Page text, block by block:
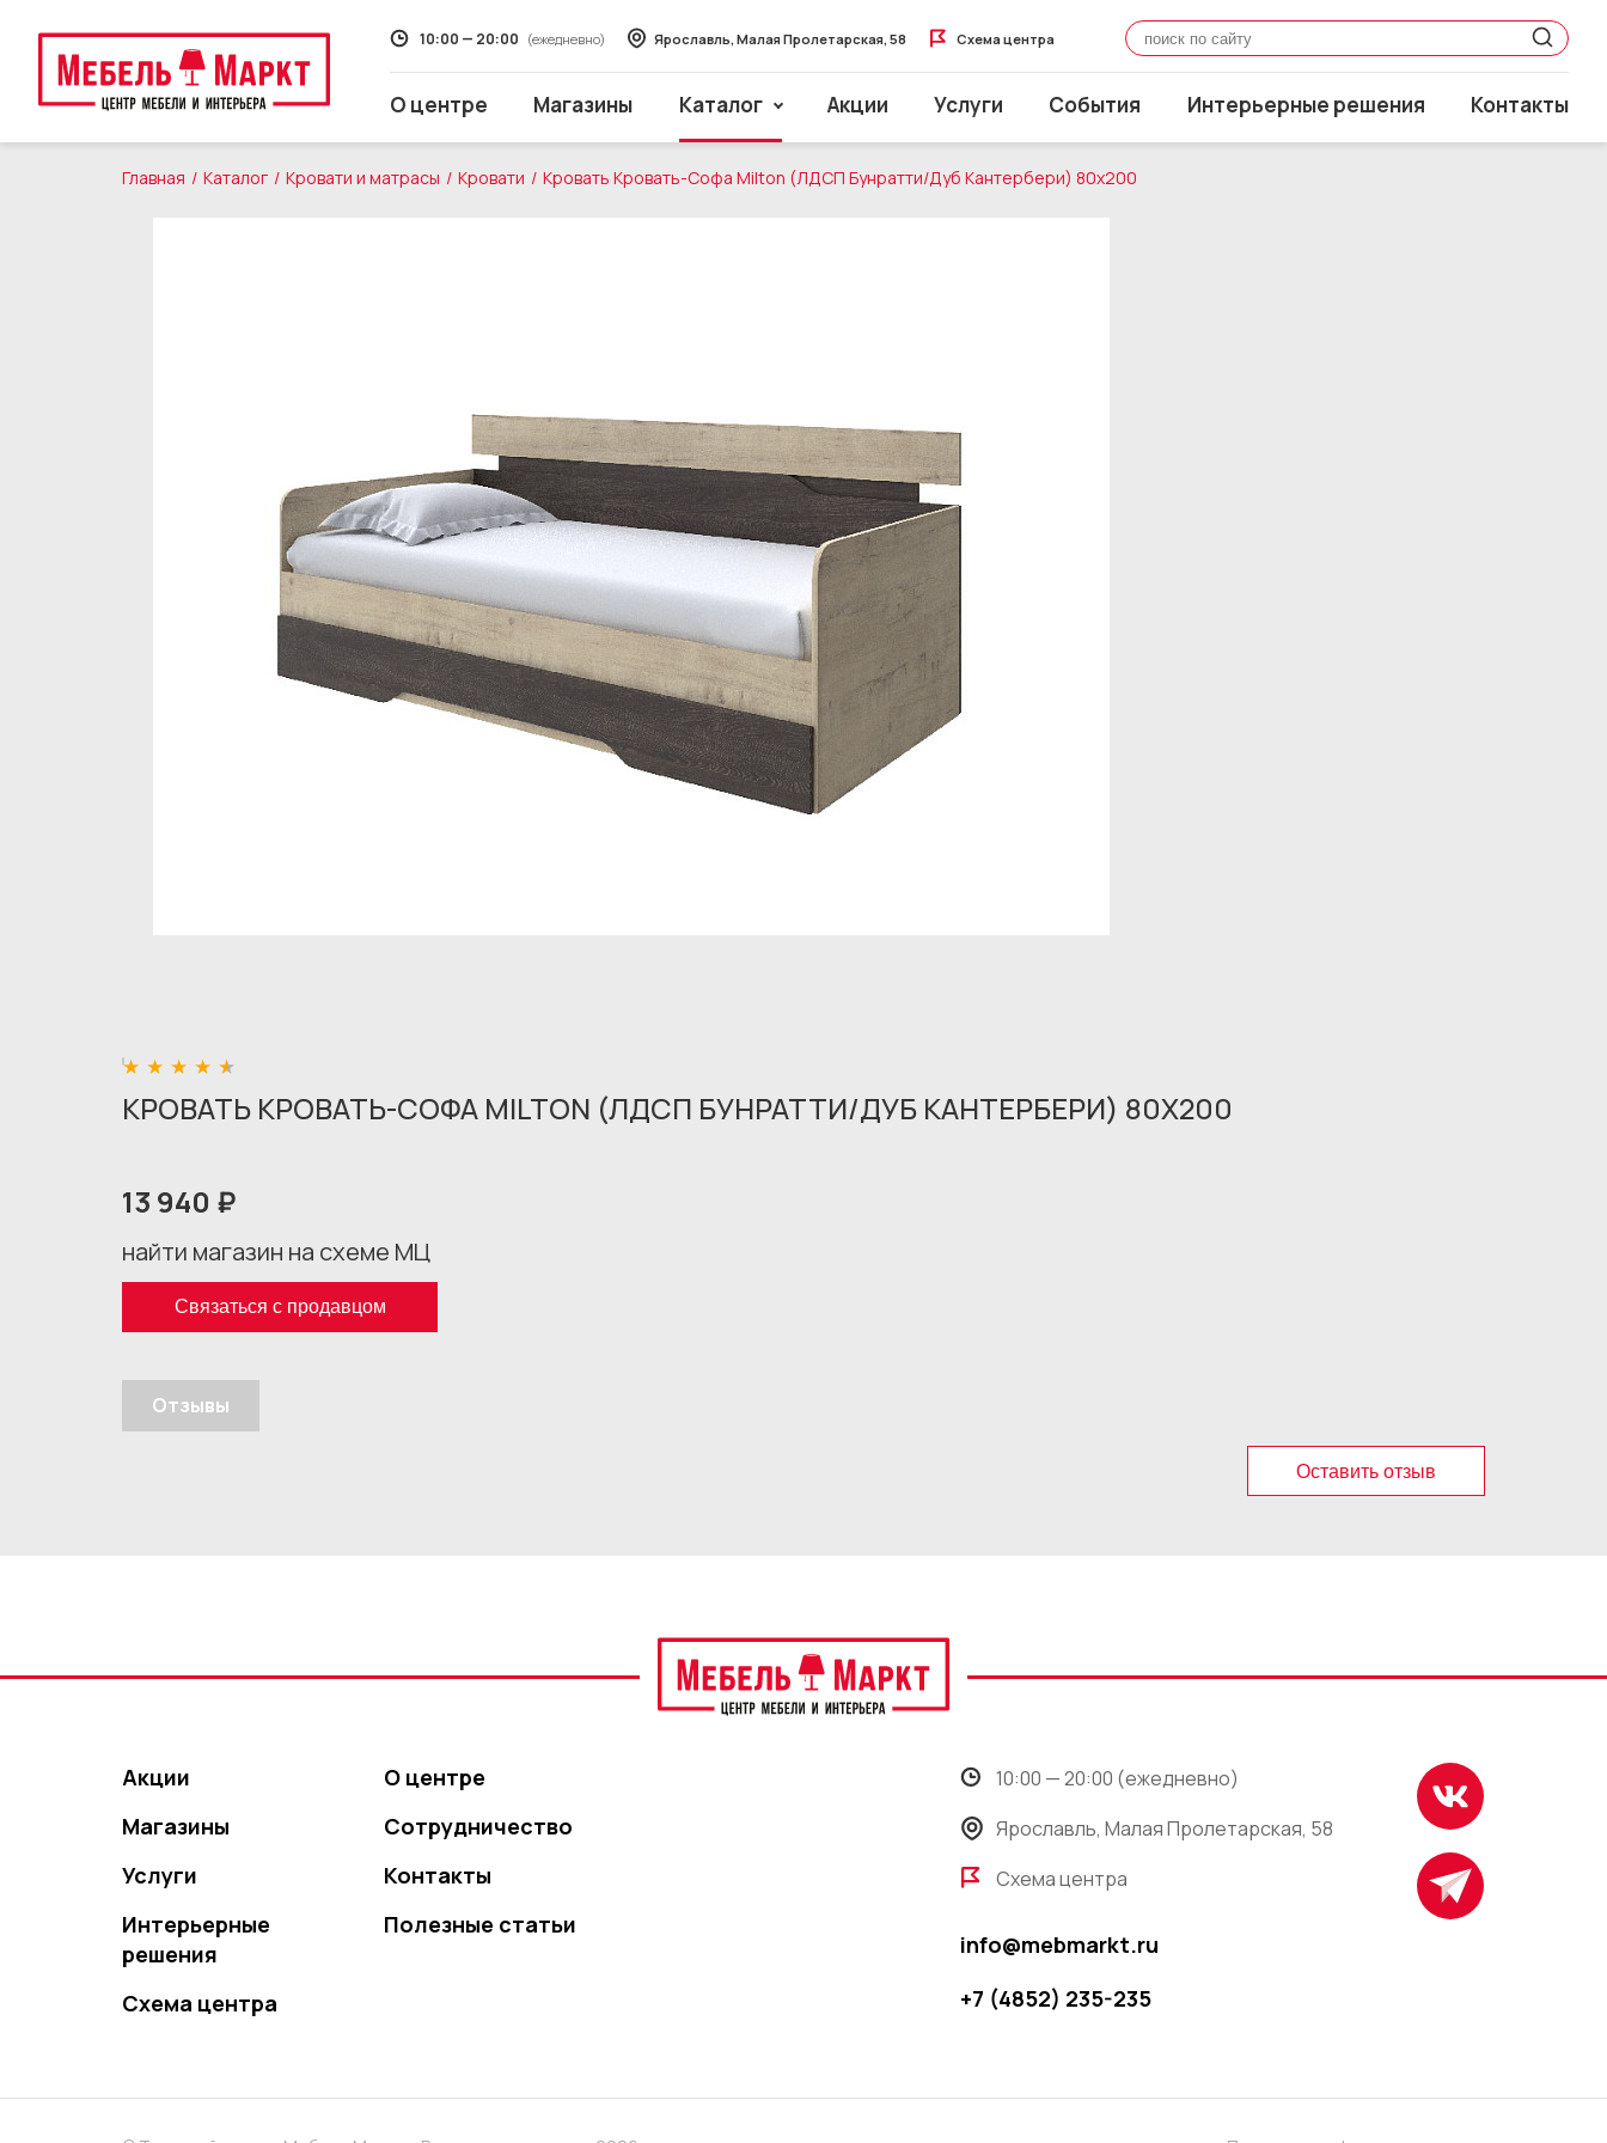
О центре Магазины
Стеллажи и полки
Товары для дома
Каталог Акции Услуги События Интерьерные решения Контакты
10:00 — 20:00 (ежедневно) Ярославль, Малая Пролетарская, 58 Схема центра
Главная Каталог Кровати и матрасы Кровати Кровать Кровать-Софа Milton (ЛДСП Бунратти/Дуб Кантербери) 80x200
КРОВАТЬ КРОВАТЬ-СОФА MILTON (ЛДСП БУНРАТТИ/ДУБ КАНТЕРБЕРИ) 80X200
13 940 ₽
найти магазин на схеме МЦ
Связаться с продавцом
Отзывы
Оставить отзыв
Акции
Магазины
Услуги
Интерьерные
решения
Схема центра
О центре
Сотрудничество
Контакты
Полезные статьи
10:00 — 20:00 (ежедневно)
Ярославль, Малая Пролетарская, 58
Схема центра
info@mebmarkt.ru
+7 (4852) 235-235